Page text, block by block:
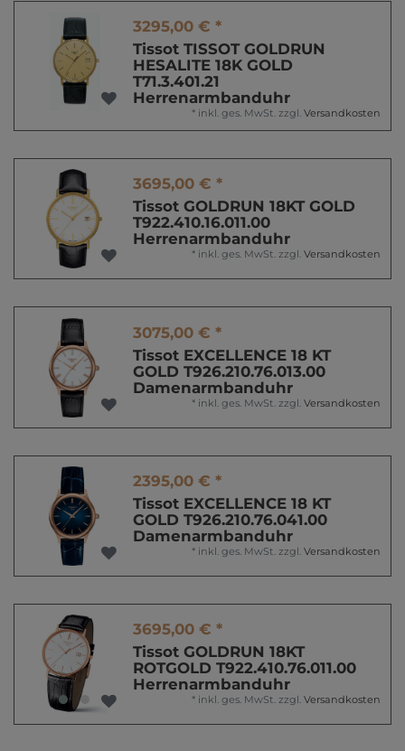
3295,00 € *
Tissot TISSOT GOLDRUN
HESALITE 18K GOLD
T71.3.401.21
Herrenarmbanduhr
* inkl. ges. MwSt. zzgl. Versandkosten
3695,00 € *
Tissot GOLDRUN 18KT GOLD
T922.410.16.011.00
Herrenarmbanduhr
* inkl. ges. MwSt. zzgl. Versandkosten
3075,00 € *
Tissot EXCELLENCE 18 KT
GOLD T926.210.76.013.00
Damenarmbanduhr
* inkl. ges. MwSt. zzgl. Versandkosten
2395,00 € *
Tissot EXCELLENCE 18 KT
GOLD T926.210.76.041.00
Damenarmbanduhr
* inkl. ges. MwSt. zzgl. Versandkosten
3695,00 € *
Tissot GOLDRUN 18KT
ROTGOLD T922.410.76.011.00
Herrenarmbanduhr
* inkl. ges. MwSt. zzgl. Versandkosten